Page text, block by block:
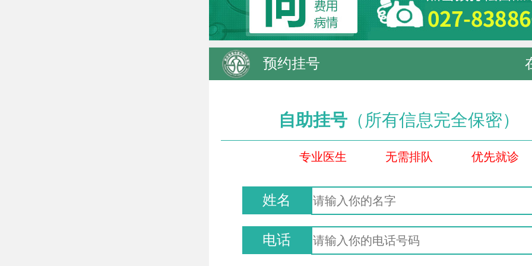
预约挂号
自助挂号 （所有信息完全保密）
专业医生 无需排队 优先就诊
姓名
电话